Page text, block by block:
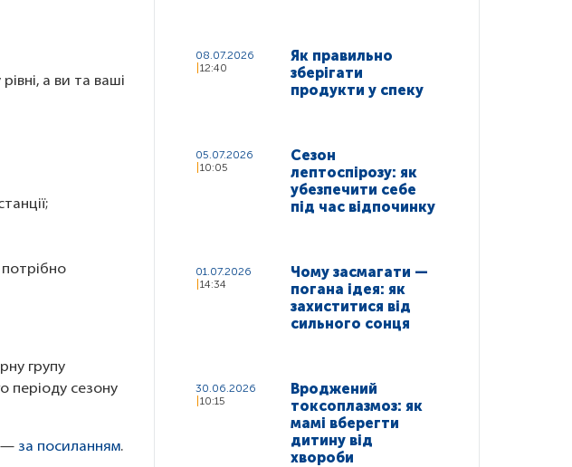
а ви та ваші
групу
періоду сезону
— за посиланням.
08.07.2026
12:40
Як правильно
зберігати
продукти у спеку
05.07.2026
10:05
Сезон
лептоспірозу: як
убезпечити себе
під час відпочинку
01.07.2026
14:34
Чому засмагати —
погана ідея: як
захиститися від
сильного сонця
30.06.2026
10:15
Вроджений
токсоплазмоз: як
мамі вберегти
дитину від
хвороби